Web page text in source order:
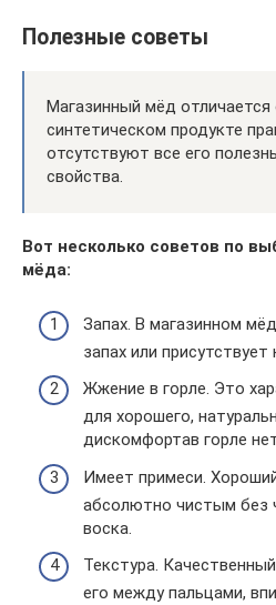
Полезные советы
Магазинный мёд отличается
синтетическом продукте
отсутствуют все его
свойства.
Вот несколько советов по
мёда:
Запах. В магазинном
запах или присутствует
Жжение в горле. Это
для хорошего,
дискомфортав горле
Имеет примеси.
абсолютно чистым без
воска.
Текстура.
его между пальцами,